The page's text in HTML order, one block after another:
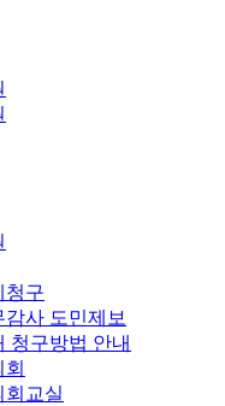
청구
감사 도민제보
청구방법 안내
회교실